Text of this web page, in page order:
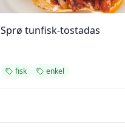
Sprø tunfisk-tostadas
fisk enkel